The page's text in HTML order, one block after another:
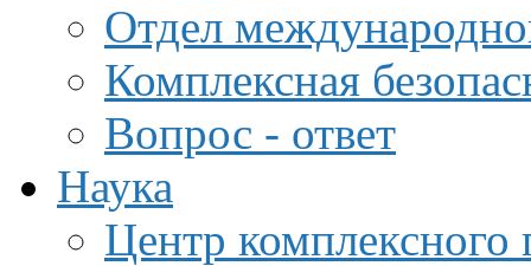
Отдел
Комплексная
Вопрос - ответ
Наука
Центр